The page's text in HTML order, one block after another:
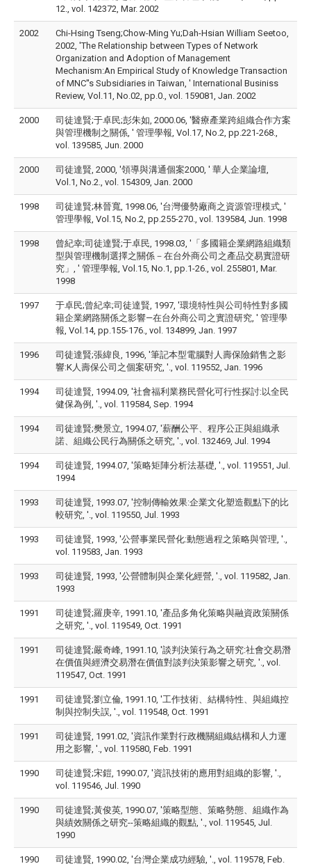
12., vol. 142372, Mar. 2002
2002
Chi-Hsing Tseng;Chow-Ming Yu;Dah-Hsian William Seetoo,
2002, 'The Relationship between Types of Network
Organization and Adoption of Management
Mechanism:An Empirical Study of Knowledge Transaction
of MNC''s Subsidiaries in Taiwan, ' International Businiss
Review, Vol.11, No.02, pp.0., vol. 159081, Jan. 2002
2000
司徒達賢;于卓民;彭朱如, 2000.06, '醫療產業跨組織合作方案
與管理機制之關係, ' 管理學報, Vol.17, No.2, pp.221-268.,
vol. 139585, Jun. 2000
2000
司徒達賢, 2000, '領導與溝通個案2000, ' 華人企業論壇,
Vol.1, No.2., vol. 154309, Jan. 2000
1998
司徒達賢;林晉寬, 1998.06, '台灣優勢廠商之資源管理模式, '
管理學報, Vol.15, No.2, pp.255-270., vol. 139584, Jun. 1998
1998
曾紀幸;司徒達賢;于卓民, 1998.03, '「多國籍企業網路組織類
型與管理機制選擇之關係－在台外商公司之產品交易實證研
究」, ' 管理學報, Vol.15, No.1, pp.1-26., vol. 255801, Mar.
1998
1997
于卓民;曾紀幸;司徒達賢, 1997, '環境特性與公司特性對多國
籍企業網路關係之影響—在台外商公司之實證研究, ' 管理學
報, Vol.14, pp.155-176., vol. 134899, Jan. 1997
1996
司徒達賢;張緯良, 1996, '筆記本型電腦對人壽保險銷售之影
響:K人壽保公司之個案研究, '., vol. 119552, Jan. 1996
1994
司徒達賢, 1994.09, '社會福利業務民營化可行性探討:以全民
健保為例, '., vol. 119584, Sep. 1994
1994
司徒達賢;樊景立, 1994.07, '薪酬公平、程序公正與組織承
諾、組織公民行為關係之研究, '., vol. 132469, Jul. 1994
1994
司徒達賢, 1994.07, '策略矩陣分析法基礎, '., vol. 119551, Jul.
1994
1993
司徒達賢, 1993.07, '控制傳輸效果:企業文化塑造觀點下的比
較研究, '., vol. 119550, Jul. 1993
1993
司徒達賢, 1993, '公營事業民營化:動態過程之策略與管理, '.,
vol. 119583, Jan. 1993
1993
司徒達賢, 1993, '公營體制與企業化經營, '., vol. 119582, Jan.
1993
1991
司徒達賢;羅庚辛, 1991.10, '產品多角化策略與融資政策關係
之研究, '., vol. 119549, Oct. 1991
1991
司徒達賢;嚴奇峰, 1991.10, '談判決策行為之研究:社會交易潛
在價值與經濟交易潛在價值對談判決策影響之研究, '., vol.
119547, Oct. 1991
1991
司徒達賢;劉立倫, 1991.10, '工作技術、結構特性、與組織控
制與控制失誤, '., vol. 119548, Oct. 1991
1991
司徒達賢, 1991.02, '資訊作業對行政機關組織結構和人力運
用之影響, '., vol. 119580, Feb. 1991
1990
司徒達賢;宋鎧, 1990.07, '資訊技術的應用對組織的影響, '.,
vol. 119546, Jul. 1990
1990
司徒達賢;黃俊英, 1990.07, '策略型態、策略勢態、組織作為
與績效關係之研究--策略組織的觀點, '., vol. 119545, Jul.
1990
1990
司徒達賢, 1990.02, '台灣企業成功經驗, '., vol. 119578, Feb.